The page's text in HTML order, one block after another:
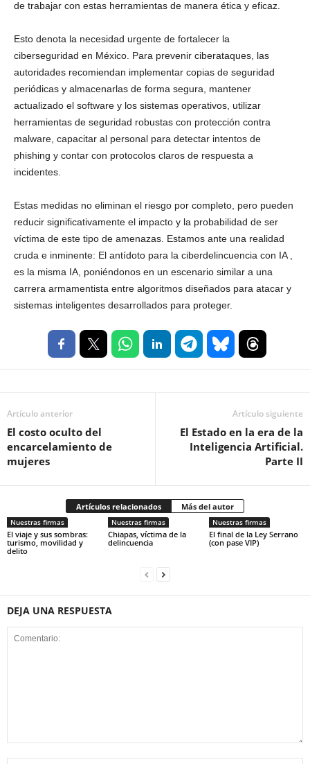
de trabajar con estas herramientas de manera ética y eficaz.
Esto denota la necesidad urgente de fortalecer la
ciberseguridad en México. Para prevenir ciberataques, las
autoridades recomiendan implementar copias de seguridad
periódicas y almacenarlas de forma segura, mantener
actualizado el software y los sistemas operativos, utilizar
herramientas de seguridad robustas con protección contra
malware, capacitar al personal para detectar intentos de
phishing y contar con protocolos claros de respuesta a
incidentes.
Estas medidas no eliminan el riesgo por completo, pero pueden
reducir significativamente el impacto y la probabilidad de ser
víctima de este tipo de amenazas. Estamos ante una realidad
cruda e inminente: El antídoto para la ciberdelincuencia con IA ,
es la misma IA, poniéndonos en un escenario similar a una
carrera armamentista entre algoritmos diseñados para atacar y
sistemas inteligentes desarrollados para proteger.
Artículo anterior
El costo oculto del
encarcelamiento de
mujeres
Artículo siguiente
El Estado en la era de la
Inteligencia Artificial.
Parte II
Artículos relacionados Más del autor
Nuestras firmas
El viaje y sus sombras:
turismo, movilidad y
delito
Nuestras firmas
Chiapas, víctima de la
delincuencia
Nuestras firmas
El final de la Ley Serrano
(con pase VIP)
DEJA UNA RESPUESTA